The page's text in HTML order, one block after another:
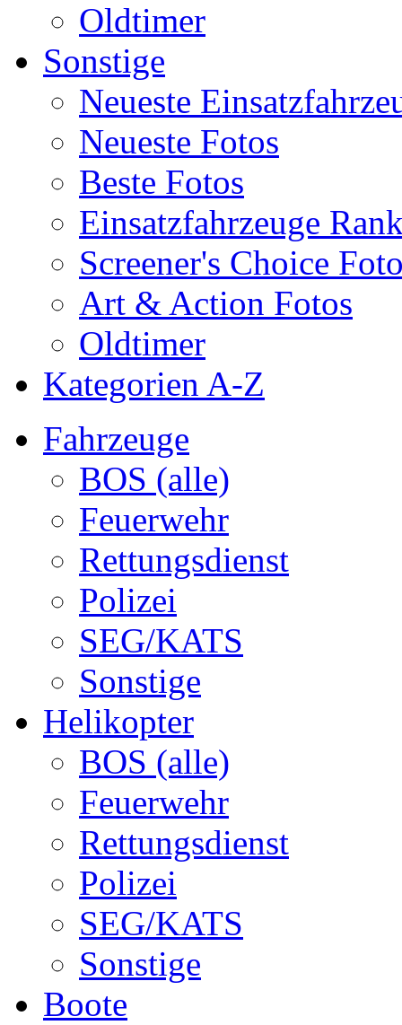
Oldtimer
Sonstige
Neueste
Neueste Fotos
Beste Fotos
Einsatzfahrzeuge
Screener's Choice
Art & Action Fotos
Oldtimer
Kategorien A-Z
Fahrzeuge
BOS (alle)
Feuerwehr
Rettungsdienst
Polizei
SEG/KATS
Sonstige
Helikopter
BOS (alle)
Feuerwehr
Rettungsdienst
Polizei
SEG/KATS
Sonstige
Boote